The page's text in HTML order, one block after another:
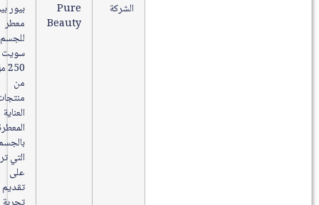
Beauty
بيور بيوتي
معطر
سويت لاف
250 مل
منتجات
المعطرة
بالجسم
التي تركز